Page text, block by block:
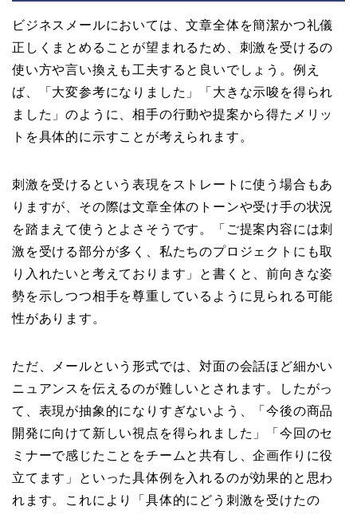
ビジネスメールにおいては、文章全体を簡潔かつ礼儀
正しくまとめることが望まれるため、刺激を受けるの
使い方や言い換えも工夫すると良いでしょう。例え
ば、「大変参考になりました」「大きな示唆を得られ
ました」のように、相手の行動や提案から得たメリッ
トを具体的に示すことが考えられます。
刺激を受けるという表現をストレートに使う場合もあ
りますが、その際は文章全体のトーンや受け手の状況
を踏まえて使うとよさそうです。「ご提案内容には刺
激を受ける部分が多く、私たちのプロジェクトにも取
り入れたいと考えております」と書くと、前向きな姿
勢を示しつつ相手を尊重しているように見られる可能
性があります。
ただ、メールという形式では、対面の会話ほど細かい
ニュアンスを伝えるのが難しいとされます。したがっ
て、表現が抽象的になりすぎないよう、「今後の商品
開発に向けて新しい視点を得られました」「今回のセ
ミナーで感じたことをチームと共有し、企画作りに役
立てます」といった具体例を入れるのが効果的と思わ
れます。これにより「具体的にどう刺激を受けたの